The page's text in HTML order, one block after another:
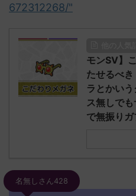
672312268/"
モンSV】
たせるべ
ラとかい
ス無しで
で無振り
名無しさん428